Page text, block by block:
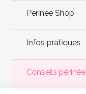
Périnée Shop
Infos pratiques
Conseils périnée